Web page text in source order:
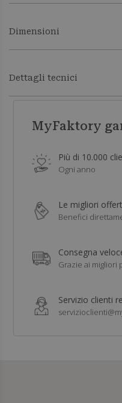
Dimensioni
Dettagli tecnici
MyFaktory
Più di 10.000
Ogni anno
Le migliori
Benefici
Consegna
Grazie ai migliori
Servizio clienti